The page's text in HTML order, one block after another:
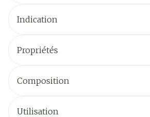
Indication
Propriétés
Composition
Utilisation